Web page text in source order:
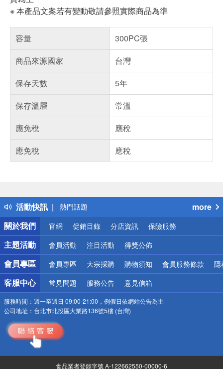
※ 本產品文案若有變動敬請參照實際商品為準
容量
300PC張
商品來源國家
台灣
保存天數
5年
保存溫層
常溫
應免稅
應稅
應免稅
應稅
活動快訊
得獎公告
熱門話題
銀行優惠
偏遠地區配送
詐騙網頁！請小心！
more
關於我們
官網 促銷目錄 分店資訊 保險服務
主題活動 會員活動 注目活動 得獎公佈
會員專區 會員專區 大宗採購 購物須知 會員服務條款 隱
客服中心 常見問題 服務公告 意見信箱
服務時間： 週一至週日 09:00-21:00，例假日依網站公告為主
公司地址： 台北市北投區大業路136號5樓 (台灣)
食品業者登錄字號 A-122662550-00000-6